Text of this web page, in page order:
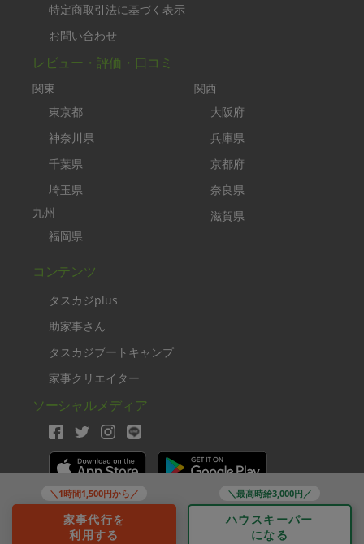
＼1時間1,500円から／
家事代行を
利用する
＼最高時給3,000円／
ハウスキーパー
になる
特定商取引法に基づく表示
お問い合わせ
レビュー・評価・口コミ
関東
東京都
神奈川県
千葉県
埼玉県
九州
福岡県
関西
大阪府
兵庫県
京都府
奈良県
滋賀県
コンテンツ
タスカジplus
助家事さん
タスカジブートキャンプ
家事クリエイター
ソーシャルメディア